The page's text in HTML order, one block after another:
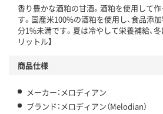
香り豊かな酒粕の甘酒。酒粕を使用して
す。国産米100%の酒粕を使用し、食品添
分1%未満です。夏は冷やして栄養補給、
リットル】
商品仕様
メーカー：メロディアン
ブランド：メロディアン（Melodian）